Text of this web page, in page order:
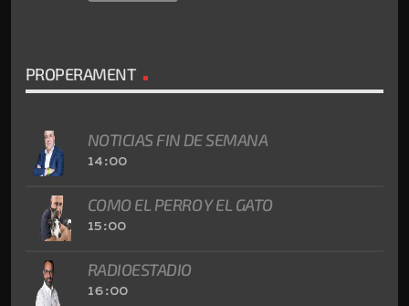
PROPERAMENT
NOTICIAS FIN DE SEMANA
14:00
COMO EL PERRO Y EL GATO
15:00
RADIOESTADIO
16:00